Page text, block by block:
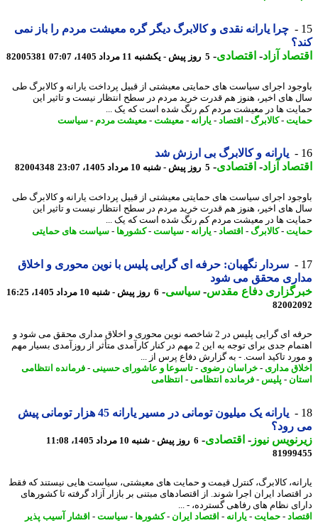
چرا یارانه نقدی و کالابرگ دیگر گره معیشت مردم را باز نمی
آزاد - اقتصادی-5 روز پیش - یکشنبه 11 مرداد 1405، 07:07 82005381
اجرای سیاست های حمایتی معیشتی از قبیل پرداخت یارانه و کالابرگ طی
های اخیر، هنوز هم قدرت خرید مردم در سطح انتظار نیست و تاثیر این
ها در معیشت مردم کم رنگ شده است که یک ...
-کالابرگ- اقتصاد-یارانه- معیشت-معیشت مردم- سیاست
یارانه و کالابرگ بی ارزش شد
آزاد - اقتصادی-5 روز پیش - شنبه 10 مرداد 1405، 23:07 82004348
اجرای سیاست های حمایتی معیشتی از قبیل پرداخت یارانه و کالابرگ طی
های اخیر، هنوز هم قدرت خرید مردم در سطح انتظار نیست و تاثیر این
ها در معیشت مردم کم رنگ شده است که یک ...
-کالابرگ- اقتصاد-یارانه- سیاست-کشورها- سیاست های حمایتی
سردار نگهبان: حرفه ای گرایی پلیس با نوین محوری و اخلاق
محقق می شود
دفاع مقدس-سیاسی-6 روز پیش - شنبه 10 مرداد 1405، 16:25
حرفه ای گرایی پلیس در 2 شاخصه نوین محوری و اخلاق مداری محقق می شود و
اهتمام جدی برای توجه به این 2 مهم در کنار کارآمدی متأثر از روزآمدی بسیار مهم
تاکید است. - به گزارش دفاع پرس از ...
مداری- خراسان رضوی-تاسوعا و عاشورای حسینی-فرمانده انتظامی
-پلیس-فرمانده انتظامی-انتظامی
یارانه یک میلیون تومانی در مسیر یارانه 45 هزار تومانی پیش
رود؟
نیوز-اقتصادی-6 روز پیش - شنبه 10 مرداد 1405، 11:08
کالابرگ، کنترل قیمت و حمایت های معیشتی، سیاست هایی نیستند که فقط
ایران اجرا شوند. از اقتصادهای مبتنی بر بازار آزاد گرفته تا کشورهای
نظام های رفاهی گسترده، - ...
-حمایت-یارانه- اقتصاد ایران - کشورها- سیاست-اقشار آسیب پذیر